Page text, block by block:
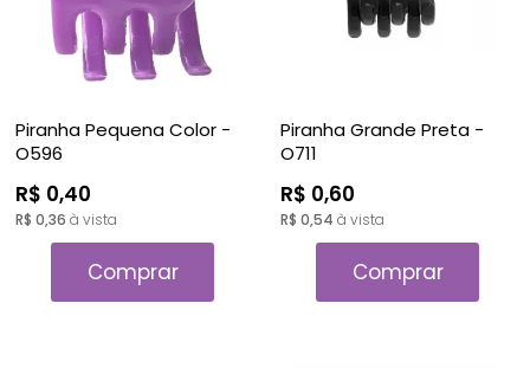
Piranha Pequena Color -
O596
R$ 0,40
R$ 0,36 à vista
Comprar
Piranha Grande Preta -
O711
R$ 0,60
R$ 0,54 à vista
Comprar